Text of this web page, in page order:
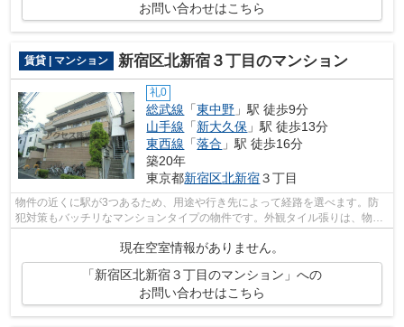
お問い合わせはこちら
賃貸 | マンション 新宿区北新宿３丁目のマンション
礼0
総武線 「東中野 」駅 徒歩9分
山手線 「新大久保 」駅 徒歩13分
東西線 「落合 」駅 徒歩16分
築20年
東京都新宿区北新宿３丁目
物件の近くに駅が3つあるため、用途や行き先によって経路を選べます。防
犯対策もバッチリなマンションタイプの物件です。外観タイル張りは、物件
全体に豊かな表情を与えることができま...
現在空室情報がありません。
「新宿区北新宿３丁目のマンション」への
お問い合わせはこちら